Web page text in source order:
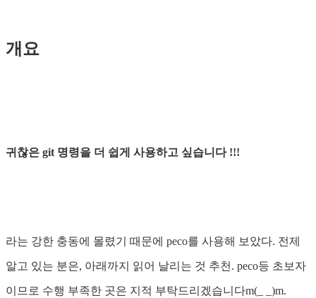
개요
귀찮은 git 명령을 더 쉽게 사용하고 싶습니다 !!!
라는 강한 충동에 몰렸기 때문에 peco를 사용해 보았다. 전제
알고 있는 분은, 아래까지 읽어 날리는 것 추천. peco등 초보자
이므로 수행 부족한 곳은 지적 부탁드리겠습니다m(_ _)m.